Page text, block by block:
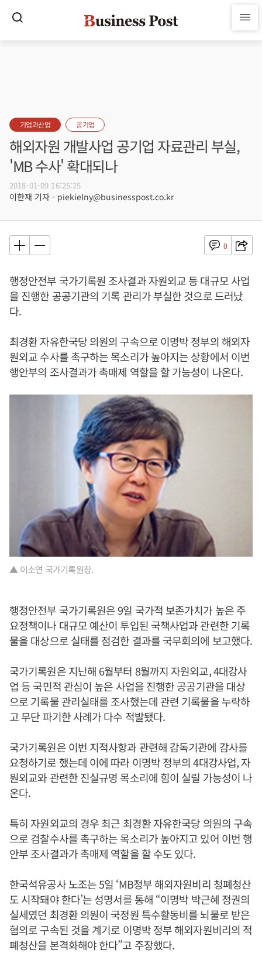
기업과산업 공기업
해외자원 개발사업 공기업 자료관리 부실,
'MB 수사' 확대되나
2018-01-09 16:25:25
이한재 기자 - piekielny@businesspost.co.kr
0
행정안전부 국가기록원 조사결과 자원외교 등 대규모 사업
을 진행한 공공기관의 기록 관리가 부실한 것으로 드러났
다.
최경환 자유한국당 의원의 구속으로 이명박 정부의 해외자
원외교 수사를 촉구하는 목소리가 높아지는 상황에서 이번
행안부의 조사결과가 촉매제 역할을 할 가능성이 나온다.
▲ 이소연 국가기록원장.
행정안전부 국가기록원은 9일 국가적 보존가치가 높은 주
요정책이나 대규모 예산이 투입된 국책사업과 관련한 기록
물을 대상으로 실태를 점검한 결과를 국무회의에 보고했다.
국가기록원은 지난해 6월부터 8월까지 자원외교, 4대강사
업 등 국민적 관심이 높은 사업을 진행한 공공기관을 대상
으로 기록물 관리실태를 조사했는데 관련 기록물을 누락하
고 무단 파기한 사례가 다수 적발됐다.
국가기록원은 이번 지적사항과 관련해 감독기관에 감사를
요청하기로 했는데 이에 따라 이명박 정부의 4대강사업, 자
원외교와 관련한 진실규명 목소리에 힘이 실릴 가능성이 나
온다.
특히 자원외교의 경우 최근 최경환 자유한국당 의원의 구속
으로 검찰수사를 촉구하는 목소리가 높아지고 있어 이번 행
안부 조사결과가 촉매제 역할을 할 수도 있다.
한국석유공사 노조는 5일 ‘MB정부 해외자원비리 청폐청산
도 시작돼야 한다’는 성명서를 통해 “이명박 박근혜 정권의
실세였던 최경환 의원이 국정원 특수활동비를 뇌물로 받은
혐의로 구속된 것을 계기로 이명박 정부 해외자원비리의 적
폐청산을 본격화해야 한다”고 주장했다.